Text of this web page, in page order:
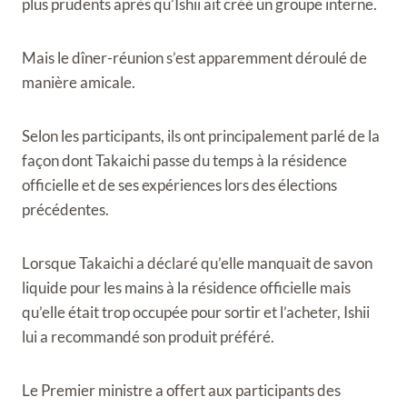
plus prudents après qu’Ishii ait créé un groupe interne.
Mais le dîner-réunion s’est apparemment déroulé de
manière amicale.
Selon les participants, ils ont principalement parlé de la
façon dont Takaichi passe du temps à la résidence
officielle et de ses expériences lors des élections
précédentes.
Lorsque Takaichi a déclaré qu’elle manquait de savon
liquide pour les mains à la résidence officielle mais
qu’elle était trop occupée pour sortir et l’acheter, Ishii
lui a recommandé son produit préféré.
Le Premier ministre a offert aux participants des